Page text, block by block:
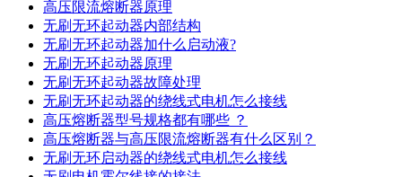
高压限流熔断器原理
无刷无环起动器内部结构
无刷无环起动器加什么启动液?
无刷无环起动器原理
无刷无环起动器故障处理
无刷无环起动器的绕线式电机怎么接线
高压熔断器型号规格都有哪些 ？
高压熔断器与高压限流熔断器有什么区别？
无刷无环启动器的绕线式电机怎么接线